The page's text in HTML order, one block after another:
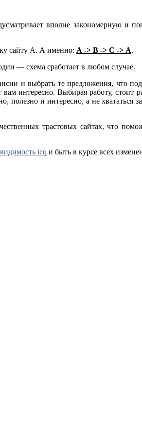
вполне закономерную и
сайту А. А именно: А -> В -> С -> А.
— схема сработает в любом случае.
и выбрать те предложения, что
интересно. Выбирая работу, стоит
и интересно, а не хвататься
трастовых сайтах, что
icq и быть в курсе всех